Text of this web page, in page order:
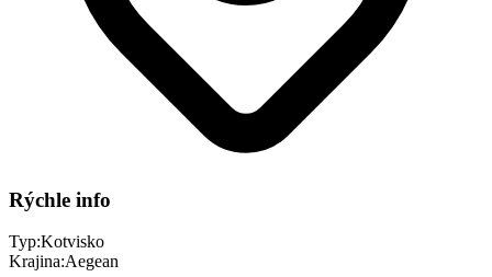
Rýchle info
Typ:Kotvisko
Krajina:Aegean